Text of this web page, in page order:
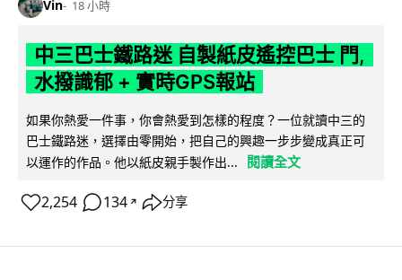
Vin 18 小時
中三巴士鐵路迷 自製紙皮遙控巴士 門,
水撥識郁 + 實時GPS報站
如果你熱愛一件事，你會熱愛到怎樣的程度？一位就讀中三的
巴士鐵路迷，選擇由零開始，把自己的興趣一步步變成真正可
以運作的作品。他以紙皮親手製作出...
閱讀全文
2,254 134 ↗ 分享